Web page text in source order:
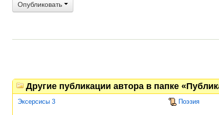
Опубликовать
Другие публикации автора в папке
Эксерсисы 3 Поэзия